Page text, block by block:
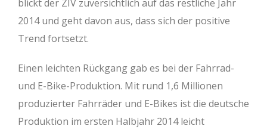
blickt der ZIV zuversichtlich auf das restliche Jahr
2014 und geht davon aus, dass sich der positive
Trend fortsetzt.
Einen leichten Rückgang gab es bei der Fahrrad-
und E-Bike-Produktion. Mit rund 1,6 Millionen
produzierter Fahrräder und E-Bikes ist die deutsche
Produktion im ersten Halbjahr 2014 leicht